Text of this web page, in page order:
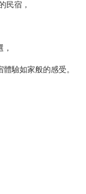
民宿，
驗如家般的感受。